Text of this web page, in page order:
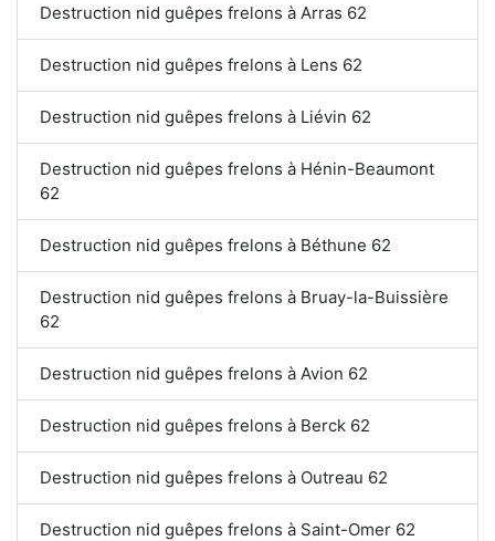
Destruction nid guêpes frelons à Arras 62
Destruction nid guêpes frelons à Lens 62
Destruction nid guêpes frelons à Liévin 62
Destruction nid guêpes frelons à Hénin-Beaumont
62
Destruction nid guêpes frelons à Béthune 62
Destruction nid guêpes frelons à Bruay-la-Buissière
62
Destruction nid guêpes frelons à Avion 62
Destruction nid guêpes frelons à Berck 62
Destruction nid guêpes frelons à Outreau 62
Destruction nid guêpes frelons à Saint-Omer 62